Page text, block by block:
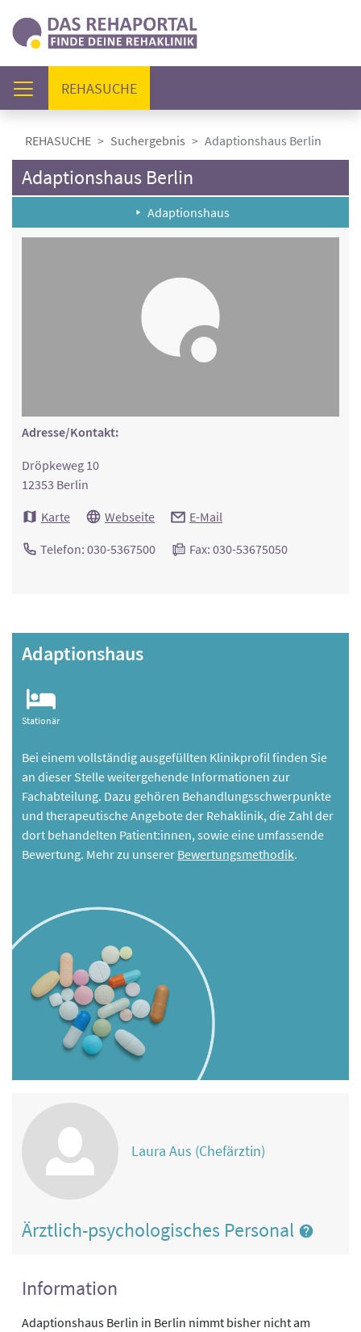
REHASUCHE(AKTUELL)
REHASUCHE Suchergebnis Adaptionshaus Berlin
Adaptionshaus Berlin
Adaptionshaus
Adresse/Kontakt:
Dröpkeweg 10
12353 Berlin
Karte
Webseite E-Mail
Telefon: 030-5367500 Fax: 030-53675050
Adaptionshaus
Stationär
Bei einem vollständig ausgefüllten Klinikprofil finden Sie
an dieser Stelle weitergehende Informationen zur
Fachabteilung. Dazu gehören Behandlungsschwerpunkte
und therapeutische Angebote der Rehaklinik, die Zahl der
dort behandelten Patient:innen, sowie eine umfassende
Bewertung. Mehr zu unserer Bewertungsmethodik.
Laura Aus (Chefärztin)
Ärztlich-psychologisches Personal
Information
Adaptionshaus Berlin in Berlin nimmt bisher nicht am